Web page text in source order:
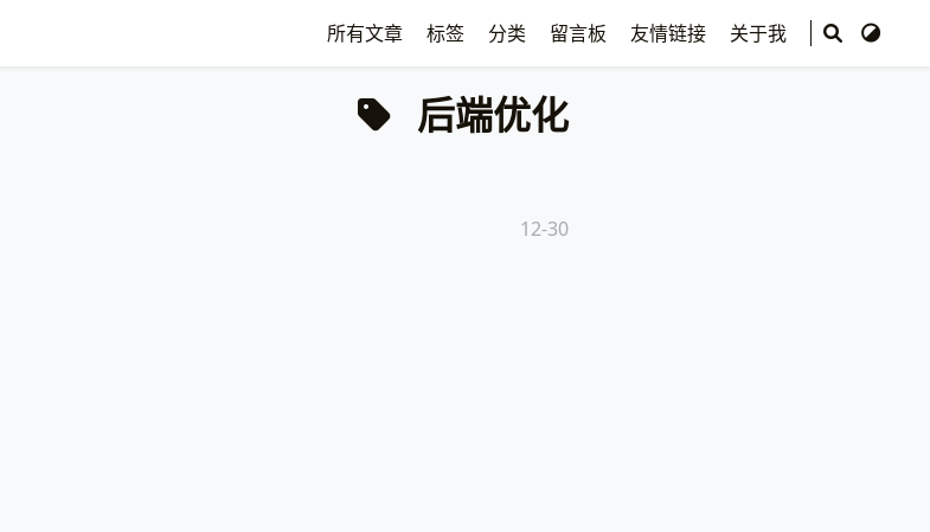
所有文章 标签 分类 留言板 友情链接 关于我
后端优化
12-30